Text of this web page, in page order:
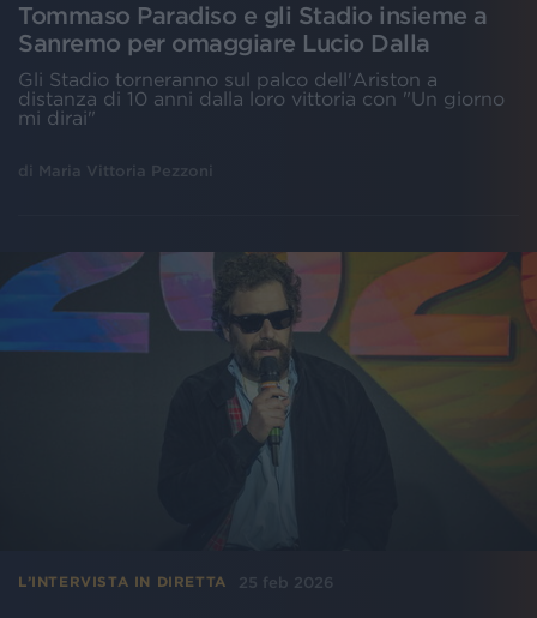
Tommaso Paradiso e gli Stadio insieme a
Sanremo per omaggiare Lucio Dalla
Gli Stadio torneranno sul palco dell'Ariston a
distanza di 10 anni dalla loro vittoria con "Un giorno
mi dirai"
di Maria Vittoria Pezzoni
L’INTERVISTA IN DIRETTA 25 feb 2026